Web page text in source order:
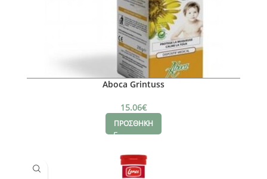
Aboca Grintuss
15.06€
ΠΡΟΣΘΗΚΗ